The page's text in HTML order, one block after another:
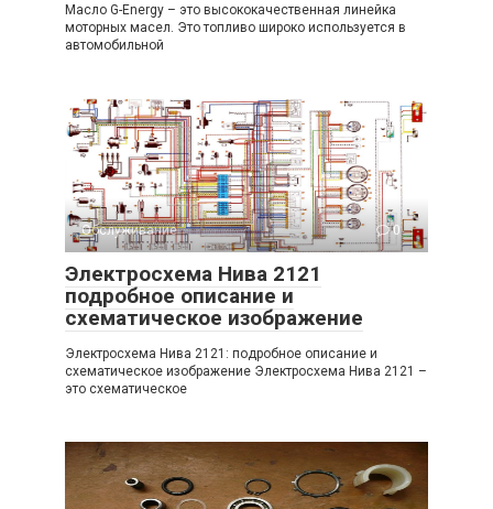
Масло G-Energy – это высококачественная линейка
моторных масел. Это топливо широко используется в
автомобильной
Обслуживание 0
Электросхема Нива 2121
подробное описание и
схематическое изображение
Электросхема Нива 2121: подробное описание и
схематическое изображение Электросхема Нива 2121 –
это схематическое